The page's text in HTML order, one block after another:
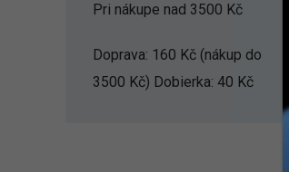
Pri nákupe nad 3500 Kč
Doprava: 160 Kč (nákup do
3500 Kč) Dobierka: 40 Kč